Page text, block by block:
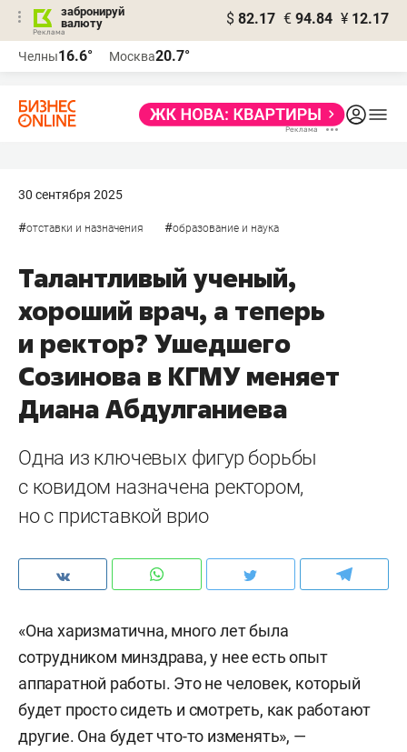
забронируй
валюту
$ 82.17 € 94.84 ¥ 12.17
Челны16.6° Москва20.7°
30 сентября 2025
#отставки и назначения #образование и наука
Талантливый ученый,
хороший врач, а теперь
и ректор? Ушедшего
Созинова в КГМУ меняет
Диана Абдулганиева
Одна из ключевых фигур борьбы
с ковидом назначена ректором,
но с приставкой врио
«Она харизматична, много лет была
сотрудником минздрава, у нее есть опыт
аппаратной работы. Это не человек, который
будет просто сидеть и смотреть, как работают
другие. Она будет что-то изменять», —